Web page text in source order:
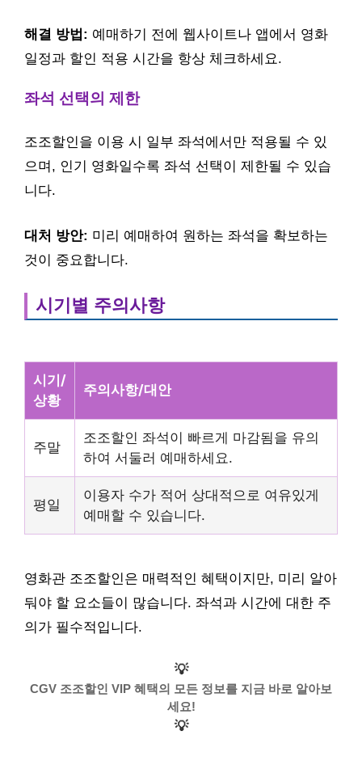
해결 방법: 예매하기 전에 웹사이트나 앱에서 영화
일정과 할인 적용 시간을 항상 체크하세요.
좌석 선택의 제한
조조할인을 이용 시 일부 좌석에서만 적용될 수 있
으며, 인기 영화일수록 좌석 선택이 제한될 수 있습
니다.
대처 방안: 미리 예매하여 원하는 좌석을 확보하는
것이 중요합니다.
시기별 주의사항
시기/
상황
주의사항/대안
주말
조조할인 좌석이 빠르게 마감됨을 유의
하여 서둘러 예매하세요.
평일
이용자 수가 적어 상대적으로 여유있게
예매할 수 있습니다.
영화관 조조할인은 매력적인 혜택이지만, 미리 알아
둬야 할 요소들이 많습니다. 좌석과 시간에 대한 주
의가 필수적입니다.
💡
CGV 조조할인 VIP 혜택의 모든 정보를 지금 바로 알아보
세요!
💡